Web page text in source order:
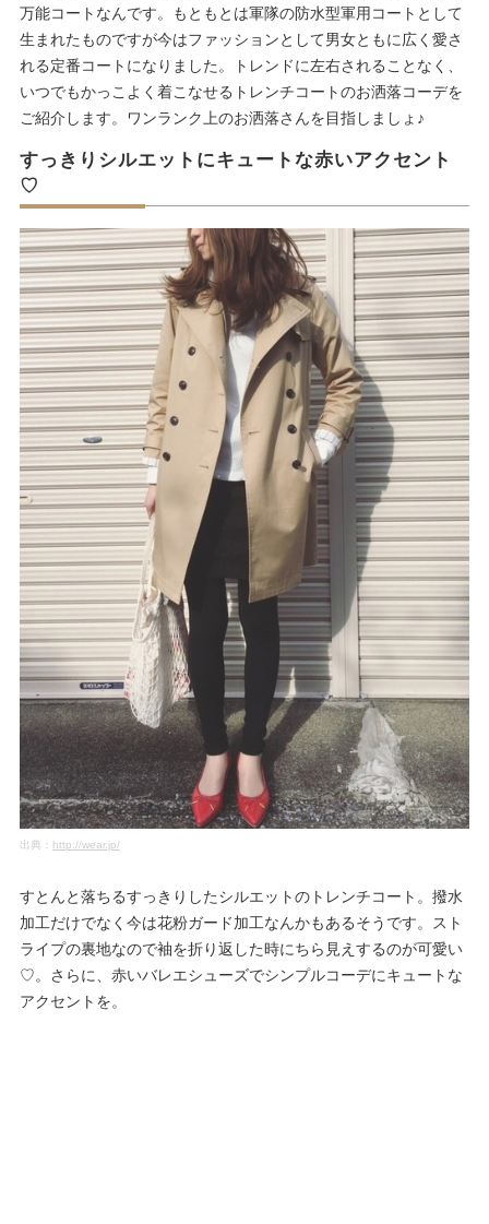
万能コートなんです。もともとは軍隊の防水型軍用コートとして
生まれたものですが今はファッションとして男女ともに広く愛さ
れる定番コートになりました。トレンドに左右されることなく、
いつでもかっこよく着こなせるトレンチコートのお洒落コーデを
ご紹介します。ワンランク上のお洒落さんを目指しましょ♪
すっきりシルエットにキュートな赤いアクセント
♡
出典： http://wear.jp/
すとんと落ちるすっきりしたシルエットのトレンチコート。撥水
加工だけでなく今は花粉ガード加工なんかもあるそうです。スト
ライプの裏地なので袖を折り返した時にちら見えするのが可愛い
♡。さらに、赤いバレエシューズでシンプルコーデにキュートな
アクセントを。